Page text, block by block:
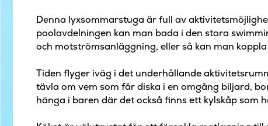
Denna lyxsommarstuga är full av
poolavdelningen kan man bada i den stora
och motströmsanläggning, eller så kan man
Tiden flyger iväg i det underhållande
tävla om vem som får diska i en omgång biljard,
hänga i baren där det också finns ett kylskåp som